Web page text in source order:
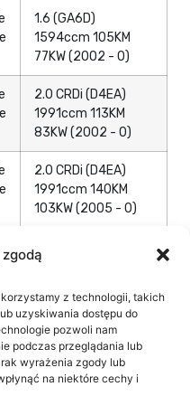
z technologii, takich
uzyskiwania dostępu do
pozwoli nam
podczas przeglądania lub
wyrażenia zgody lub
na niektóre cechy i
1.6 (GA6D)
1594ccm 105KM
77KW (2002 - 0)
2.0 CRDi (D4EA)
1991ccm 113KM
83KW (2002 - 0)
2.0 CRDi (D4EA)
1991ccm 140KM
103KW (2005 - 0)
1975ccm 139KM
1.6 (G4FC) 1591ccm
122KM 90KW (2010
- 2014)